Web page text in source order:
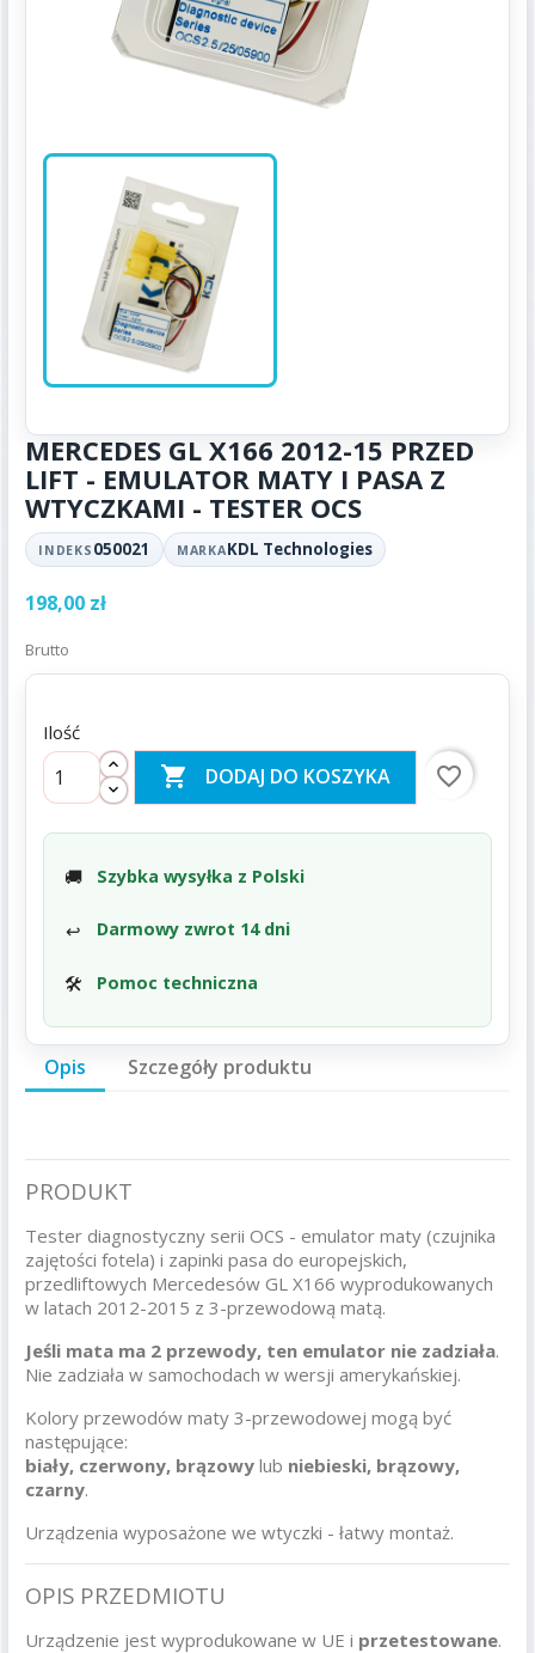
MERCEDES GL X166 2012-15 PRZED
LIFT - EMULATOR MATY I PASA Z
WTYCZKAMI - TESTER OCS
INDEKS 050021 MARKAKDL Technologies
198,00 zł
Brutto
Ilość
 DODAJ DO KOSZYKA favorite_border
Szybka wysyłka z Polski
Darmowy zwrot 14 dni
Pomoc techniczna
Opis Szczegóły produktu
PRODUKT
Tester diagnostyczny serii OCS - emulator maty (czujnika
zajętości fotela) i zapinki pasa do europejskich,
przedliftowych Mercedesów GL X166 wyprodukowanych
w latach 2012-2015 z 3-przewodową matą.
Jeśli mata ma 2 przewody, ten emulator nie zadziała.
Nie zadziała w samochodach w wersji amerykańskiej.
Kolory przewodów maty 3-przewodowej mogą być
następujące:
biały, czerwony, brązowylub niebieski, brązowy,
czarny.
Urządzenia wyposażone we wtyczki - łatwy montaż.
OPIS PRZEDMIOTU
Urządzenie jest wyprodukowane w UE i przetestowane.